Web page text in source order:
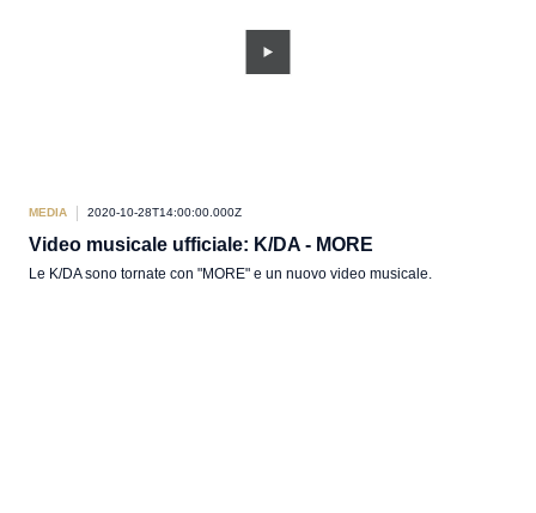
MEDIA 2020-10-28T14:00:00.000Z
Video musicale ufficiale: K/DA - MORE
Le K/DA sono tornate con "MORE" e un nuovo video musicale.